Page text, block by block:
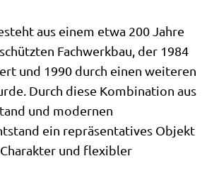
aus einem etwa 200 Jahre
Fachwerkbau, der 1984
und 1990 durch einen weiteren
Durch diese Kombination aus
und modernen
ein repräsentatives Objekt
und flexibler